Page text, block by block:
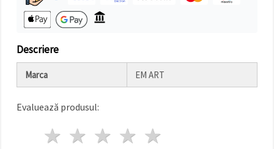
făcând clic
pe butonul
"Salvați"
Аcceptati
toate!
Descriere
Marca EM ART
Evaluează produsul:
4 stele
3 stele
2 stele
1 stea